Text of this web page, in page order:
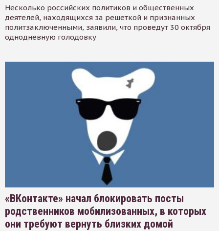
Несколько российских политиков и общественных
деятелей, находящихся за решеткой и признанных
политзаключенными, заявили, что проведут 30 октября
однодневную голодовку
«ВКонтакте» начал блокировать посты
родственников мобилизованных, в которых
они требуют вернуть близких домой